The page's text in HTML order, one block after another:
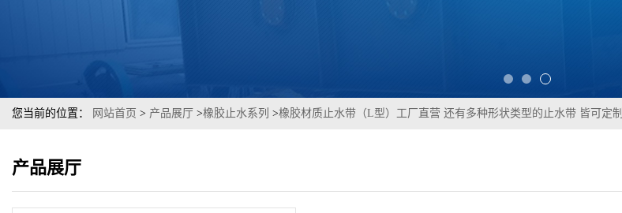
您当前的位置： 网站首页 > 产品展厅 >橡胶止水系列 >橡胶材质止水带（L型）工厂直营 还有多种形状类型的止水带 皆可定制
产品展厅